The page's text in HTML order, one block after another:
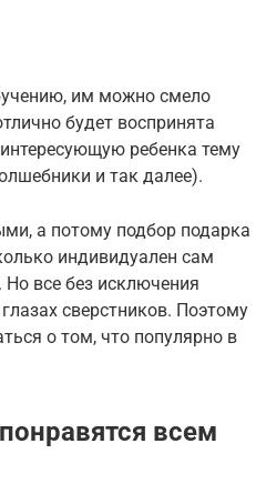
им можно смело
будет воспринята
ребенка тему
и так далее).
а потому подбор подарка
индивидуален сам
Но все без исключения
сверстников. Поэтому
о том, что популярно в
всем